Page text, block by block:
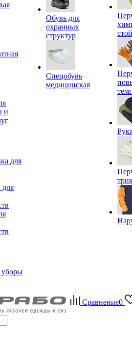
и
для
уборы
Обувь для
охранных
структур
Спецобувь
медицинская
Сравнение0